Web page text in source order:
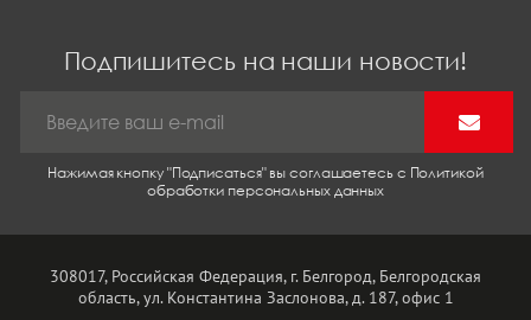
Подпишитесь на наши новости!
Нажимая кнопку "Подписаться" вы соглашаетесь с Политикой
обработки персональных данных
308017, Российская Федерация, г. Белгород, Белгородская
область, ул. Константина Заслонова, д. 187, офис 1